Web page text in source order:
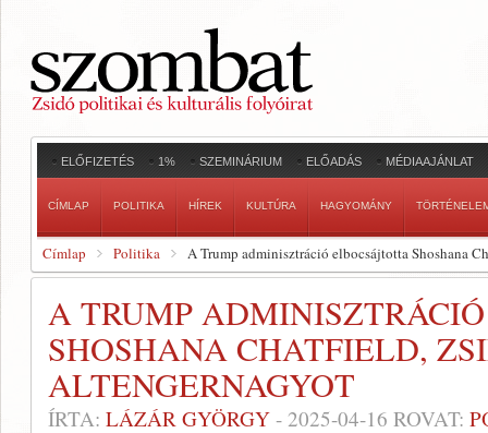
ELŐFIZETÉS 1% SZEMINÁRIUM ELŐADÁS MÉDIAAJÁNLAT
CÍMLAP POLITIKA HÍREK KULTÚRA HAGYOMÁNY
Címlap Politika A Trump adminisztráció elbocsájtotta Shoshana
A TRUMP
SHOSHANA CHATFIELD,
ALTENGERNAGYOT
ÍRTA: LÁZÁR GYÖRGY - 2025-04-16 ROVAT: